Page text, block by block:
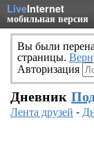
LiveInternet
мобильная версия
Вы были
страницы.
Авторизация
Дневник
Лента друзей -